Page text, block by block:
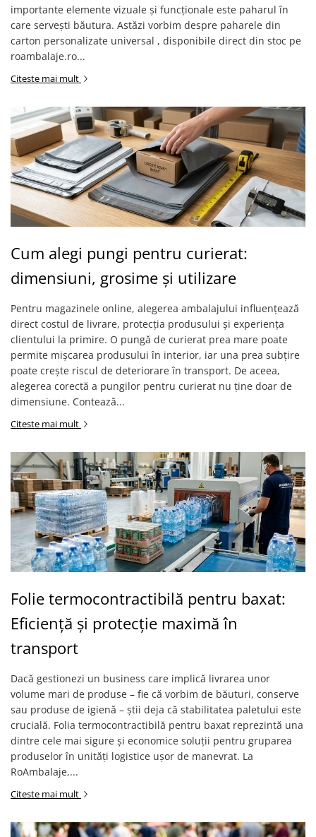
importante elemente vizuale și funcționale este paharul în
care servești băutura. Astăzi vorbim despre paharele din
carton personalizate universal , disponibile direct din stoc pe
roambalaje.ro...
Citeste mai mult
Cum alegi pungi pentru curierat:
dimensiuni, grosime și utilizare
Pentru magazinele online, alegerea ambalajului influențează
direct costul de livrare, protecția produsului și experiența
clientului la primire. O pungă de curierat prea mare poate
permite mișcarea produsului în interior, iar una prea subțire
poate crește riscul de deteriorare în transport. De aceea,
alegerea corectă a pungilor pentru curierat nu ține doar de
dimensiune. Contează...
Citeste mai mult
Folie termocontractibilă pentru baxat:
Eficiență și protecție maximă în
transport
Dacă gestionezi un business care implică livrarea unor
volume mari de produse – fie că vorbim de băuturi, conserve
sau produse de igienă – știi deja că stabilitatea paletului este
crucială. Folia termocontractibilă pentru baxat reprezintă una
dintre cele mai sigure și economice soluții pentru gruparea
produselor în unități logistice ușor de manevrat. La
RoAmbalaje,...
Citeste mai mult